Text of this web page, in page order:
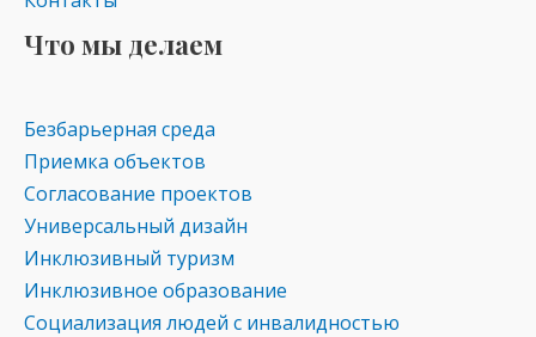
Что мы делаем
Безбарьерная среда
Приемка объектов
Согласование проектов
Универсальный дизайн
Инклюзивный туризм
Инклюзивное образование
Социализация людей с инвалидностью